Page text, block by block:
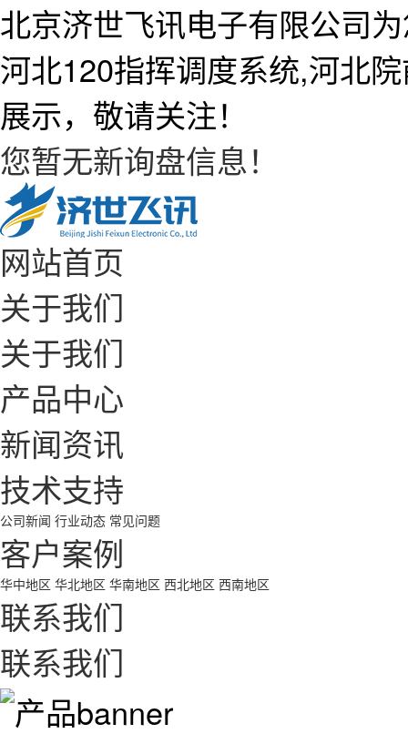
北京济世飞讯电子有限公司
河北120指挥调度系统,河北
展示，敬请关注！
您暂无新询盘信息！
网站首页
关于我们
关于我们
产品中心
新闻资讯
技术支持
公司新闻 行业动态 常见问题
客户案例
华中地区 华北地区 华南地区 西北地区 西南地区
联系我们
联系我们